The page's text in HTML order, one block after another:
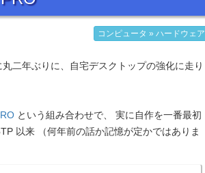
コンピュータ » ハードウェア
二年ぶりに、自宅デスクトップの強化に走り
という組み合わせで、 実に自作を一番最初
以来 （何年前の話か記憶が定かではありま